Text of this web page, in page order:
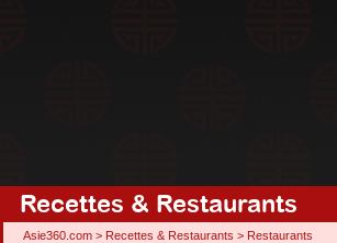
Recettes & Restaurants
Asie360.com > Recettes & Restaurants > Restaurants